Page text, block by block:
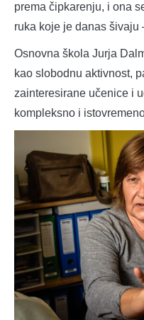
prema čipkarenju, i ona
ruka koje je danas šivaju
Osnovna škola Jurja
kao slobodnu aktivnost,
zainteresirane učenice i
kompleksno i